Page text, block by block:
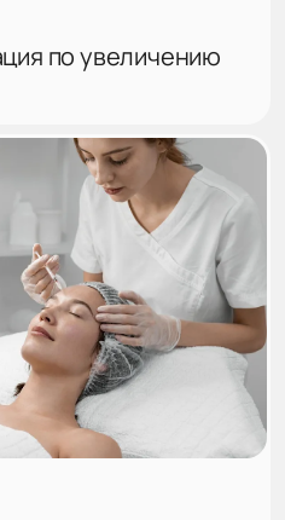
по увеличению